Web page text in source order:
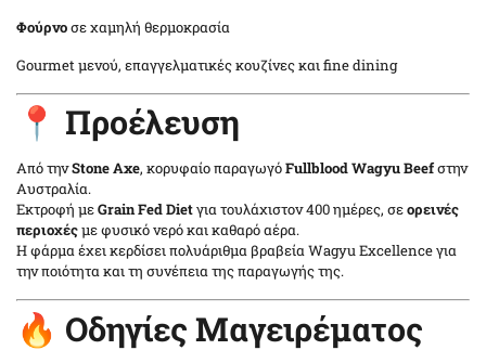
Φούρνοσε χαμηλή θερμοκρασία
Gourmet μενού, επαγγελματικές κουζίνες και fine dining
📍 Προέλευση
Από τηνStone Axe, κορυφαίο παραγωγόFullblood Wagyu Beefστην
Αυστραλία.
Εκτροφή μεGrain Fed Dietγια τουλάχιστον 400 ημέρες, σεορεινές
περιοχέςμε φυσικό νερό και καθαρό αέρα.
Η φάρμα έχει κερδίσει πολυάριθμα βραβεία Wagyu Excellence για
την ποιότητα και τη συνέπεια της παραγωγής της.
🔥 Οδηγίες Μαγειρέματος